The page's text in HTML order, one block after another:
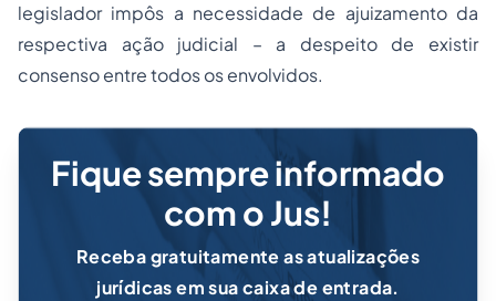
legislador impôs a necessidade de ajuizamento da
respectiva ação judicial – a despeito de existir
consenso entre todos os envolvidos.
Fique sempre informado
com o Jus!
Receba gratuitamente as atualizações
jurídicas em sua caixa de entrada.